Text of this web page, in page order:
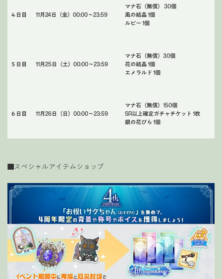
４日目 11月24日（金）00:00〜23:59
マナ石（無償） 30個
風の結晶 1個
ルビー 1個
５日目 11月25日（土）00:00〜23:59
マナ石（無償）30個
花の結晶 1個
エメラルド 1個
６日目 11月26日（日）00:00〜23:59
マナ石（無償）150個
SR以上確定ガチャチケット 1枚
銀の花びら 1個
■スペシャルアイテムショップ